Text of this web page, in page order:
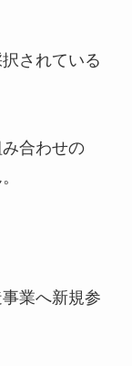
されている
合わせの
業へ新規参